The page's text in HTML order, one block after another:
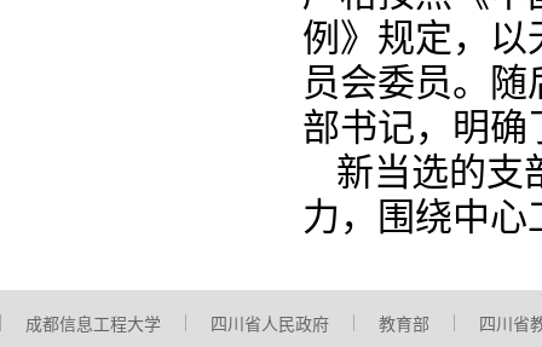
例》规定，以
员会委员。
部书记，明确
新当选的支
力，围绕中心
成都信息工程大学 四川省人民政府 教育部 四川省